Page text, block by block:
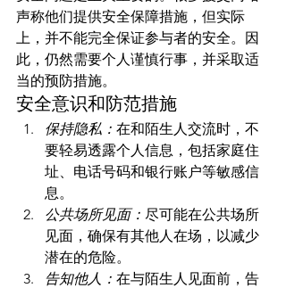
声称他们提供安全保障措施，但实际
上，并不能完全保证参与者的安全。因
此，仍然需要个人谨慎行事，并采取适
当的预防措施。
安全意识和防范措施
保持隐私： 在和陌生人交流时，不
要轻易透露个人信息，包括家庭住
址、电话号码和银行账户等敏感信
息。
公共场所见面： 尽可能在公共场所
见面，确保有其他人在场，以减少
潜在的危险。
告知他人： 在与陌生人见面前，告